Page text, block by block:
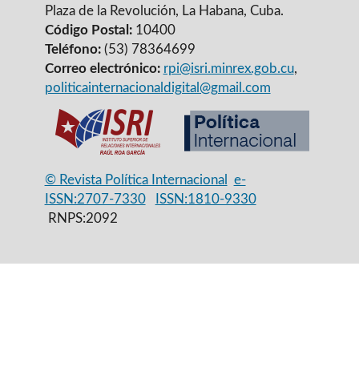
Plaza de la Revolución, La Habana, Cuba.
Código Postal:10400
Teléfono:(53) 78364699
Correo electrónico: rpi@isri.minrex.gob.cu,
politicainternacionaldigital@gmail.com
© Revista Política Internacional
e-
ISSN:2707-7330
ISSN:1810-9330
RNPS:2092